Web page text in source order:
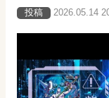
投稿 2026.05.14